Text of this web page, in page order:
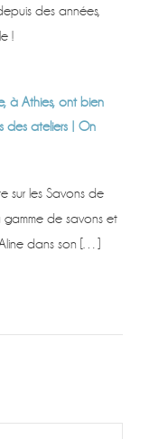
des années,
!
à Athies, ont bien
des ateliers | On
sur les Savons de
gamme de savons et
dans son […]